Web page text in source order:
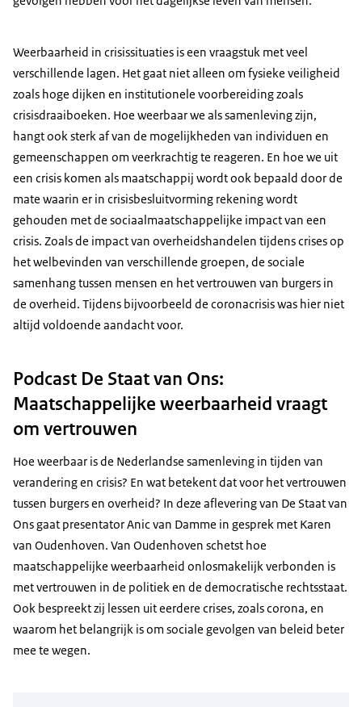
Weerbaarheid in crisissituaties is een vraagstuk met veel
verschillende lagen. Het gaat niet alleen om fysieke veiligheid
zoals hoge dijken en institutionele voorbereiding zoals
crisisdraaiboeken. Hoe weerbaar we als samenleving zijn,
hangt ook sterk af van de mogelijkheden van individuen en
gemeenschappen om veerkrachtig te reageren. En hoe we uit
een crisis komen als maatschappij wordt ook bepaald door de
mate waarin er in crisisbesluitvorming rekening wordt
gehouden met de sociaalmaatschappelijke impact van een
crisis. Zoals de impact van overheidshandelen tijdens crises op
het welbevinden van verschillende groepen, de sociale
samenhang tussen mensen en het vertrouwen van burgers in
de overheid. Tijdens bijvoorbeeld de coronacrisis was hier niet
altijd voldoende aandacht voor.
Podcast De Staat van Ons:
Maatschappelijke weerbaarheid vraagt
om vertrouwen
Hoe weerbaar is de Nederlandse samenleving in tijden van
verandering en crisis? En wat betekent dat voor het vertrouwen
tussen burgers en overheid? In deze aflevering van De Staat van
Ons gaat presentator Anic van Damme in gesprek met Karen
van Oudenhoven. Van Oudenhoven schetst hoe
maatschappelijke weerbaarheid onlosmakelijk verbonden is
met vertrouwen in de politiek en de democratische rechtsstaat.
Ook bespreekt zij lessen uit eerdere crises, zoals corona, en
waarom het belangrijk is om sociale gevolgen van beleid beter
mee te wegen.